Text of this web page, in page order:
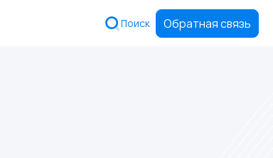
Поиск Обратная связь